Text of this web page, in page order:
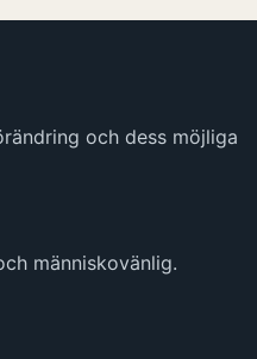
och dess möjliga
människovänlig.